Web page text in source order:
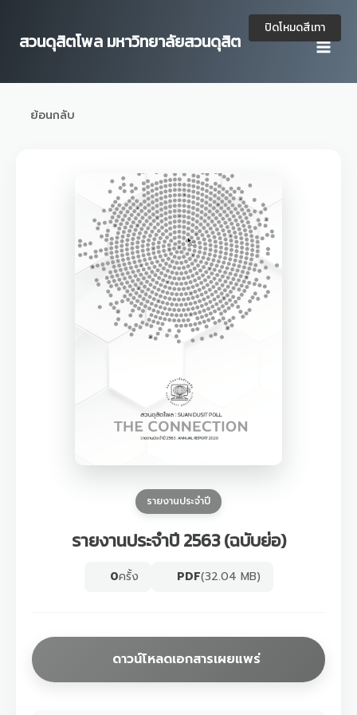
content
สวนดุสิตโพล มหาวิทยาลัยสวนดุสิต
ย้อนกลับ
รายงานประจำปี
รายงานประจำปี 2563 (ฉบับย่อ)
0ครั้ง PDF(32.04 MB)
ดาวน์โหลดเอกสารเผยแพร่
ปิดโหมดสีเทา